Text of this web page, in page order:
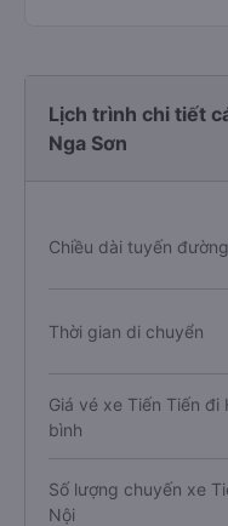
Lịch trình chi tiết
Nga Sơn
Chiều dài tuyến đường
Thời gian di chuyển
Giá vé xe Tiến Tiến đi
bình
Số lượng chuyến xe
Nội